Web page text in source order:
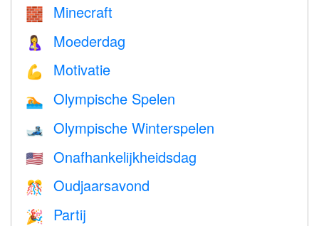
🧱 Minecraft
🤱 Moederdag
💪 Motivatie
🏊 Olympische Spelen
🎿 Olympische Winterspelen
🇺🇸 Onafhankelijkheidsdag
🎊 Oudjaarsavond
🎉 Partij